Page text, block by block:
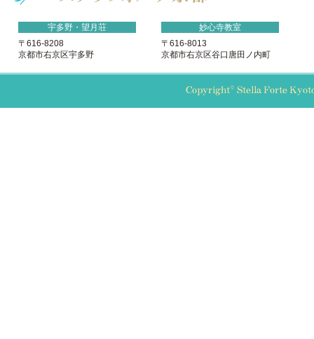
宇多野・望月荘
〒616-8208
京都市右京区宇多野
妙心寺教室
〒616-8013
京都市右京区谷口唐田ノ内町